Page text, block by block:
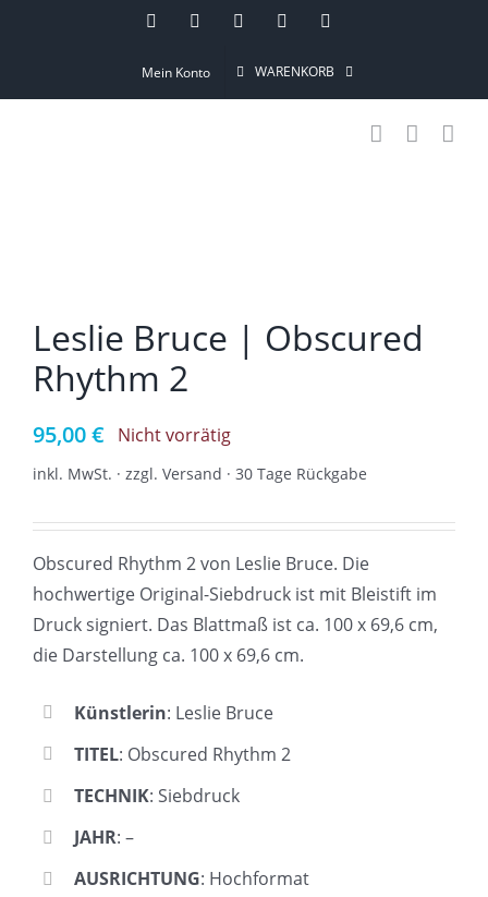
InstagramPinterestFacebookYouTube
Mein Konto WARENKORB
Leslie Bruce | Obscured
Rhythm 2
95,00€ Nicht vorrätig
inkl. MwSt. · zzgl. Versand · 30 Tage Rückgabe
Obscured Rhythm 2 von Leslie Bruce. Die
hochwertige Original-Siebdruck ist mit Bleistift im
Druck signiert. Das Blattmaß ist ca. 100 x 69,6 cm,
die Darstellung ca. 100 x 69,6 cm.
Künstlerin: Leslie Bruce
TITEL: Obscured Rhythm 2
TECHNIK: Siebdruck
JAHR: –
AUSRICHTUNG: Hochformat